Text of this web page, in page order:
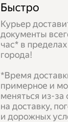
Быстро
Курьер
документы
час* в пределах
города!
*Время
примерное и
меняться из-за
на доставку,
и дорожных